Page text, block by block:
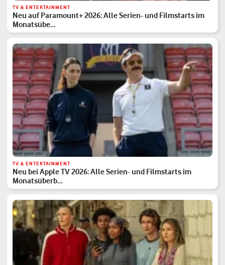
TV & ENTERTAINMENT
Neu auf Paramount+ 2026: Alle Serien- und Filmstarts im
Monatsübe…
TV & ENTERTAINMENT
Neu bei Apple TV 2026: Alle Serien- und Filmstarts im
Monatsüberb…